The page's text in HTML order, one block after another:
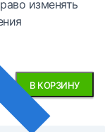
изменять
В КОРЗИНУ